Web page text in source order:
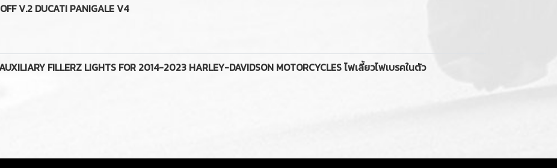
V.2 DUCATI PANIGALE V4
FILLERZ LIGHTS FOR 2014-2023 HARLEY-DAVIDSON MOTORCYCLES ไฟเลี้ยวไฟเบรคในตัว